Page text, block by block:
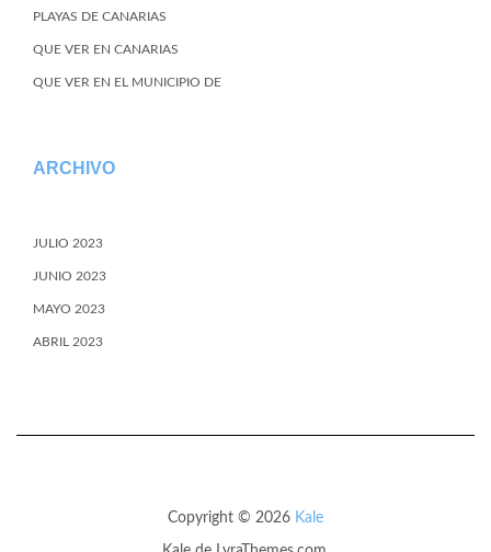
PLAYAS DE CANARIAS
QUE VER EN CANARIAS
QUE VER EN EL MUNICIPIO DE
ARCHIVO
JULIO 2023
JUNIO 2023
MAYO 2023
ABRIL 2023
Copyright © 2026 Kale